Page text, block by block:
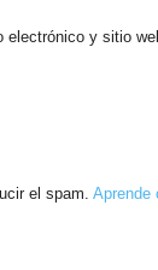
electrónico y sitio
el spam. Aprende